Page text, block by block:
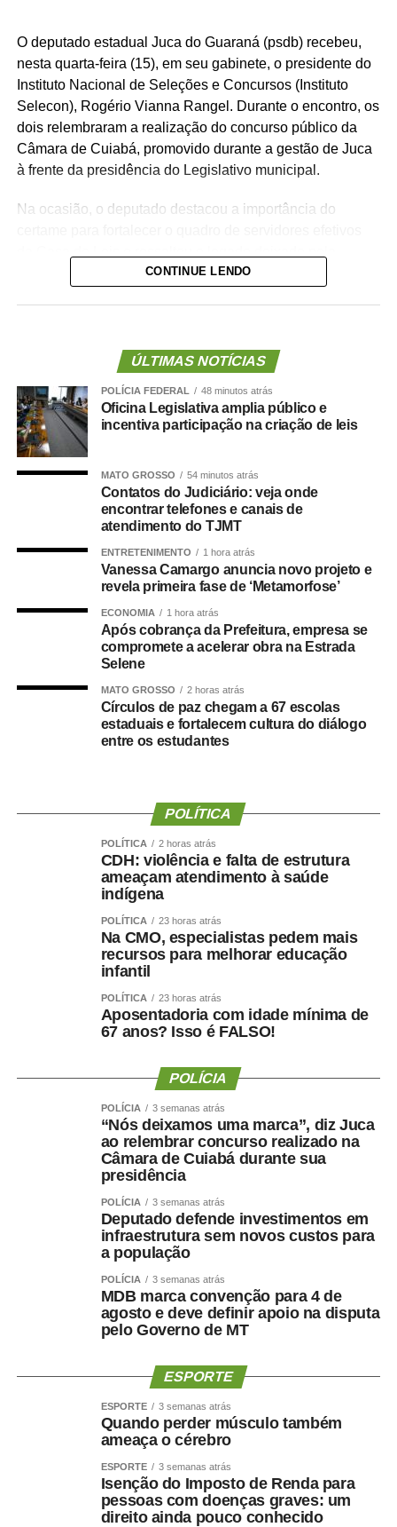
O deputado estadual Juca do Guaraná (psdb) recebeu,
nesta quarta-feira (15), em seu gabinete, o presidente do
Instituto Nacional de Seleções e Concursos (Instituto
Selecon), Rogério Vianna Rangel. Durante o encontro, os
dois relembraram a realização do concurso público da
Câmara de Cuiabá, promovido durante a gestão de Juca
à frente da presidência do Legislativo municipal.
Na ocasião, o deputado destacou a importância do
Cuiabá, que é de todos nós mato-grossenses, o
parlamento mais antigo do Centro-Oeste brasileiro”,
afirmou Juca.
O concurso público foi realizado para provimento de
vagas e formação de cadastro de reserva para cargos de
níveis médio e superior, contemplando funções como
técnico legislativo, analista legislativo, controlador interno
Durante a visita, Rogério Vianna Rangel agradeceu a
confiança depositada no Instituto Selecon e destacou a
“Eu, em nome do Selecon, também agradeço ao
deputado porque, de fato, fizemos um concurso histórico,
graças à oportunidade que o Juca nos deu para
realizarmos esse concurso com qualidade e segurança,
mas, acima de tudo, com muita transparência”, declarou o
presidente da instituição.
valorização do serviço público por meio de concursos
realizados com responsabilidade, transparência e
igualdade de oportunidades para todos os candidatos.
COMENTE ABAIXO:
WhatsApp
Facebook
Twitter
Messenger
LinkedIn
Share
CONTINUE LENDO
ÚLTIMAS NOTÍCIAS
POLÍCIA FEDERAL 48 minutos atrás
Oficina Legislativa amplia público e
incentiva participação na criação de leis
MATO GROSSO 54 minutos atrás
Contatos do Judiciário: veja onde
encontrar telefones e canais de
atendimento do TJMT
ENTRETENIMENTO 1 hora atrás
Vanessa Camargo anuncia novo projeto e
revela primeira fase de ‘Metamorfose’
ECONOMIA 1 hora atrás
Após cobrança da Prefeitura, empresa se
compromete a acelerar obra na Estrada
Selene
MATO GROSSO 2 horas atrás
Círculos de paz chegam a 67 escolas
estaduais e fortalecem cultura do diálogo
entre os estudantes
POLÍTICA
POLÍTICA 2 horas atrás
CDH: violência e falta de estrutura
ameaçam atendimento à saúde
indígena
POLÍTICA 23 horas atrás
Na CMO, especialistas pedem mais
recursos para melhorar educação
infantil
POLÍTICA 23 horas atrás
Aposentadoria com idade mínima de
67 anos? Isso é FALSO!
POLÍCIA
POLÍCIA 3 semanas atrás
“Nós deixamos uma marca”, diz Juca
ao relembrar concurso realizado na
Câmara de Cuiabá durante sua
presidência
POLÍCIA 3 semanas atrás
Deputado defende investimentos em
infraestrutura sem novos custos para
a população
POLÍCIA 3 semanas atrás
MDB marca convenção para 4 de
agosto e deve definir apoio na disputa
pelo Governo de MT
ESPORTE
ESPORTE 3 semanas atrás
Quando perder músculo também
ameaça o cérebro
ESPORTE 3 semanas atrás
Isenção do Imposto de Renda para
pessoas com doenças graves: um
direito ainda pouco conhecido